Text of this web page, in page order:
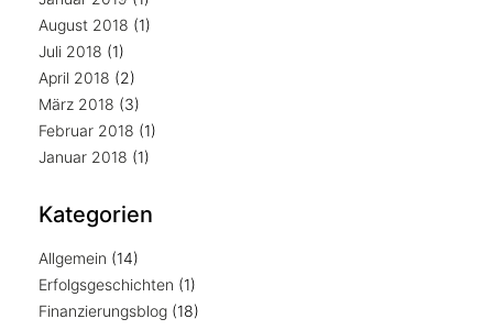
August 2018 (1)
Juli 2018 (1)
April 2018 (2)
März 2018 (3)
Februar 2018 (1)
Januar 2018 (1)
Kategorien
Allgemein (14)
Erfolgsgeschichten (1)
Finanzierungsblog (18)